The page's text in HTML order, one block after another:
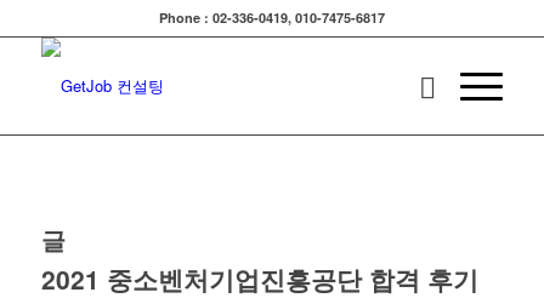
Phone : 02-336-0419, 010-7475-6817
글
2021 중소벤처기업진흥공단 합격 후기